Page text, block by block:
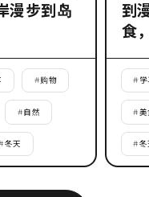
漫步到岛
#购物
#自然
冬天
到
食
# 学
#美
#冬